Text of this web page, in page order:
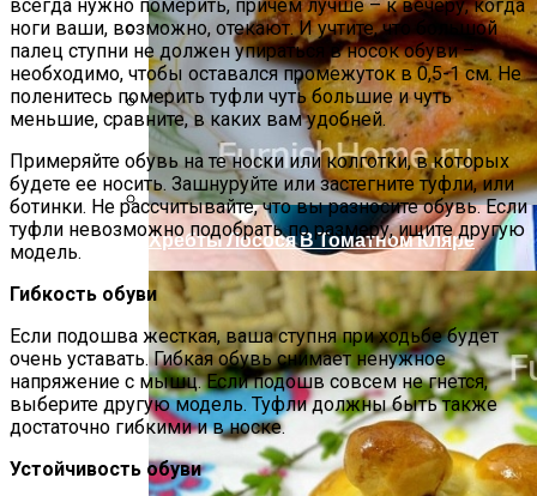
Компактно, Красиво, Удобно: 7
Нестандартных Идей Для Хранения
Обуви
Летний Маникюр В Пляжном Стиле
Хребты Лосося В Томатном Кляре
всегда нужно померить, причем лучше – к вечеру, когда
ноги ваши, возможно, отекают. И учтите, что большой
палец ступни не должен упираться в носок обуви –
необходимо, чтобы оставался промежуток в 0,5-1 см. Не
поленитесь померить туфли чуть большие и чуть
меньшие, сравните, в каких вам удобней.
Примеряйте обувь на те носки или колготки, в которых
будете ее носить. Зашнуруйте или застегните туфли, или
ботинки. Не рассчитывайте, что вы разносите обувь. Если
туфли невозможно подобрать по размеру, ищите другую
модель.
Гибкость обуви
Если подошва жесткая, ваша ступня при ходьбе будет
очень уставать. Гибкая обувь снимает ненужное
напряжение с мышц. Если подошв совсем не гнется,
выберите другую модель. Туфли должны быть также
достаточно гибкими и в носке.
Устойчивость обуви